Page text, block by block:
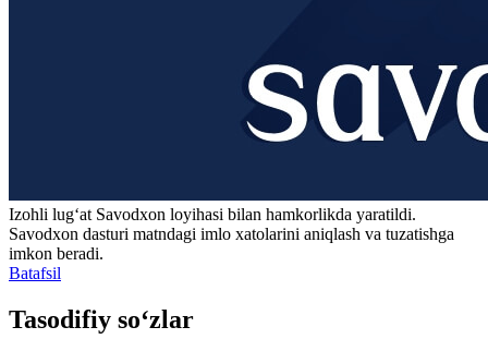
Izohli lugʻat Savodxon loyihasi bilan hamkorlikda yaratildi.
Savodxon dasturi matndagi imlo xatolarini aniqlash va tuzatishga
imkon beradi.
Batafsil
Tasodifiy so‘zlar